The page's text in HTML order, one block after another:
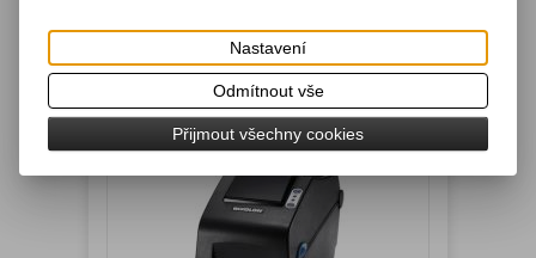
Vaše cena bez DPH:5 610 Kč
Vaše cena s DPH:6 788 Kč
Přidat do košíku
Nastavení
Odmítnout vše
Přijmout všechny cookies